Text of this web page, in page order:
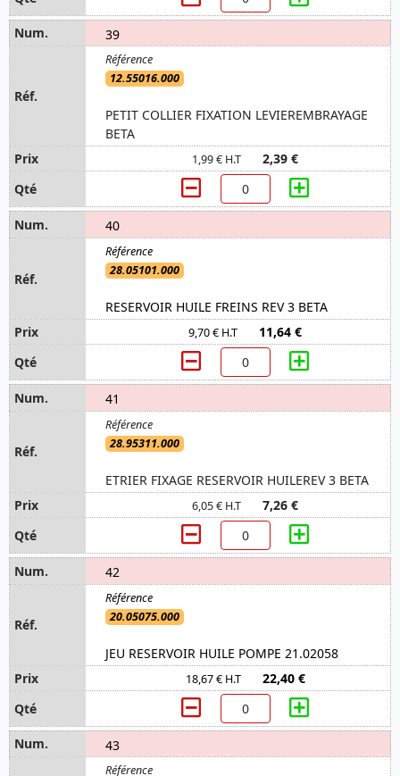
39
12.55016.000
PETIT COLLIER FIXATION LEVIEREMBRAYAGE
BETA
1,99 € H.T 2,39 €
40
28.05101.000
RESERVOIR HUILE FREINS REV 3 BETA
9,70 € H.T 11,64 €
41
28.95311.000
ETRIER FIXAGE RESERVOIR HUILEREV 3 BETA
6,05 € H.T 7,26 €
42
20.05075.000
JEU RESERVOIR HUILE POMPE 21.02058
18,67 € H.T 22,40 €
43